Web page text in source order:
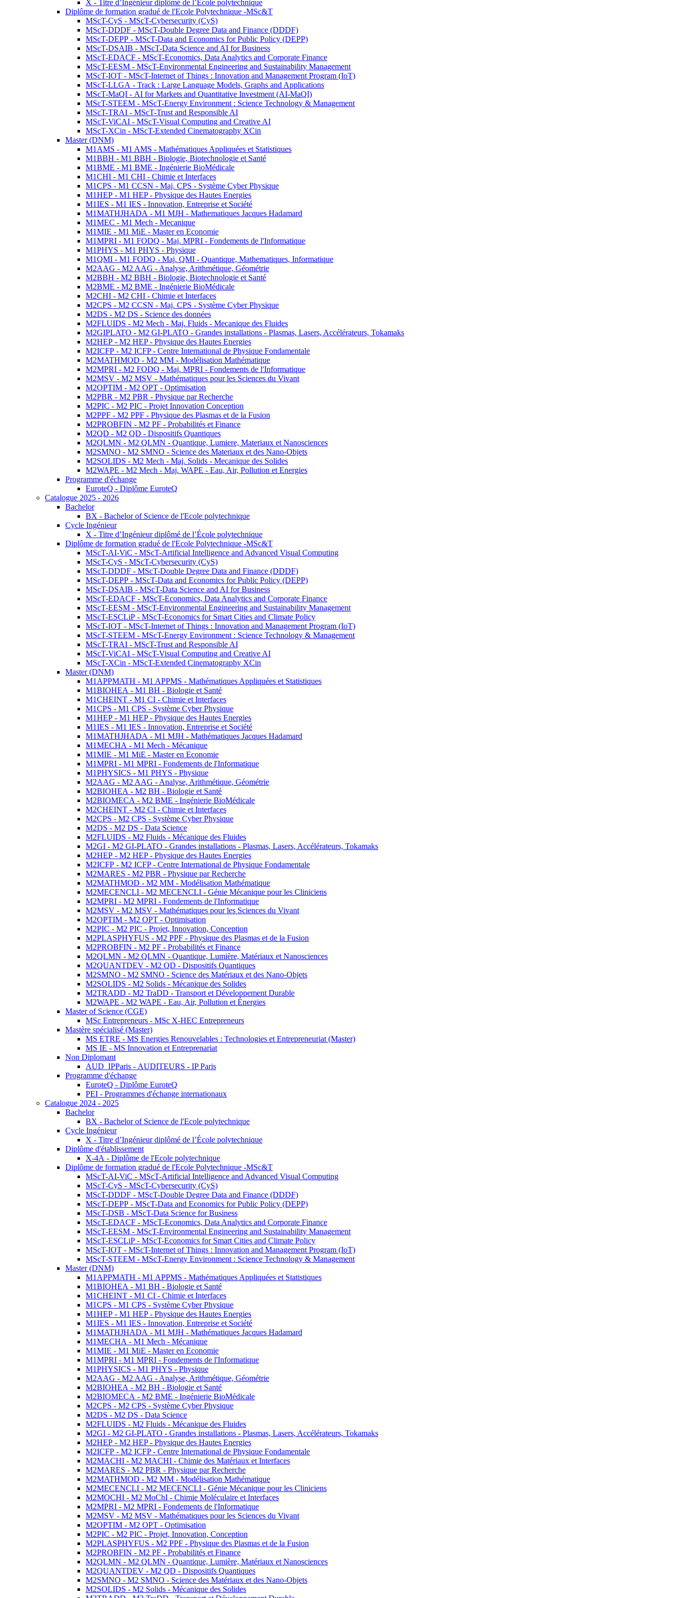
X - Titre d’Ingénieur diplômé de l’École polytechnique
Diplôme de formation gradué de l'Ecole Polytechnique -MSc&T
MScT-CyS - MScT-Cybersecurity (CyS)
MScT-DDDF - MScT-Double Degree Data and Finance (DDDF)
MScT-DEPP - MScT-Data and Economics for Public Policy (DEPP)
MScT-DSAIB - MScT-Data Science and AI for Business
MScT-EDACF - MScT-Economics, Data Analytics and Corporate Finance
MScT-EESM - MScT-Environmental Engineering and Sustainability Management
MScT-IOT - MScT-Internet of Things : Innovation and Management Program (IoT)
MScT-LLGA - Track : Large Language Models, Graphs and Applications
MScT-MaQI - AI for Markets and Quantitative Investment (AI-MaQI)
MScT-STEEM - MScT-Energy Environment : Science Technology & Management
MScT-TRAI - MScT-Trust and Responsible AI
MScT-ViCAI - MScT-Visual Computing and Creative AI
MScT-XCin - MScT-Extended Cinematography XCin
Master (DNM)
M1AMS - M1 AMS - Mathématiques Appliquées et Statistiques
M1BBH - M1 BBH - Biologie, Biotechnologie et Santé
M1BME - M1 BME - Ingénierie BioMédicale
M1CHI - M1 CHI - Chimie et Interfaces
M1CPS - M1 CCSN - Maj. CPS - Système Cyber Physique
M1HEP - M1 HEP - Physique des Hautes Energies
M1IES - M1 IES - Innovation, Entreprise et Société
M1MATHJHADA - M1 MJH - Mathematiques Jacques Hadamard
M1MEC - M1 Mech - Mecanique
M1MIE - M1 MiE - Master en Economie
M1MPRI - M1 FODQ - Maj. MPRI - Fondements de l'Informatique
M1PHYS - M1 PHYS - Physique
M1QMI - M1 FODQ - Maj. QMI - Quantique, Mathematiques, Informatique
M2AAG - M2 AAG - Analyse, Arithmétique, Géométrie
M2BBH - M2 BBH - Biologie, Biotechnologie et Santé
M2BME - M2 BME - Ingénierie BioMédicale
M2CHI - M2 CHI - Chimie et Interfaces
M2CPS - M2 CCSN - Maj. CPS - Système Cyber Physique
M2DS - M2 DS - Science des données
M2FLUIDS - M2 Mech - Maj. Fluids - Mecanique des Fluides
M2GIPLATO - M2 GI-PLATO - Grandes installations - Plasmas, Lasers, Accélérateurs, Tokamaks
M2HEP - M2 HEP - Physique des Hautes Energies
M2ICFP - M2 ICFP - Centre International de Physique Fondamentale
M2MATHMOD - M2 MM - Modélisation Mathématique
M2MPRI - M2 FODQ - Maj. MPRI - Fondements de l'Informatique
M2MSV - M2 MSV - Mathématiques pour les Sciences du Vivant
M2OPTIM - M2 OPT - Optimisation
M2PBR - M2 PBR - Physique par Recherche
M2PIC - M2 PIC - Projet Innovation Conception
M2PPF - M2 PPF - Physique des Plasmas et de la Fusion
M2PROBFIN - M2 PF - Probabilités et Finance
M2QD - M2 QD - Dispositifs Quantiques
M2QLMN - M2 QLMN - Quantique, Lumiere, Materiaux et Nanosciences
M2SMNO - M2 SMNO - Science des Materiaux et des Nano-Objets
M2SOLIDS - M2 Mech - Maj. Solids - Mecanique des Solides
M2WAPE - M2 Mech - Maj. WAPE - Eau, Air, Pollution et Energies
Programme d'échange
EuroteQ - Diplôme EuroteQ
Catalogue 2025 - 2026
Bachelor
BX - Bachelor of Science de l'Ecole polytechnique
Cycle Ingénieur
X - Titre d’Ingénieur diplômé de l’École polytechnique
Diplôme de formation gradué de l'Ecole Polytechnique -MSc&T
MScT-AI-ViC - MScT-Artificial Intelligence and Advanced Visual Computing
MScT-CyS - MScT-Cybersecurity (CyS)
MScT-DDDF - MScT-Double Degree Data and Finance (DDDF)
MScT-DEPP - MScT-Data and Economics for Public Policy (DEPP)
MScT-DSAIB - MScT-Data Science and AI for Business
MScT-EDACF - MScT-Economics, Data Analytics and Corporate Finance
MScT-EESM - MScT-Environmental Engineering and Sustainability Management
MScT-ESCLiP - MScT-Economics for Smart Cities and Climate Policy
MScT-IOT - MScT-Internet of Things : Innovation and Management Program (IoT)
MScT-STEEM - MScT-Energy Environment : Science Technology & Management
MScT-TRAI - MScT-Trust and Responsible AI
MScT-ViCAI - MScT-Visual Computing and Creative AI
MScT-XCin - MScT-Extended Cinematography XCin
Master (DNM)
M1APPMATH - M1 APPMS - Mathématiques Appliquées et Statistiques
M1BIOHEA - M1 BH - Biologie et Santé
M1CHEINT - M1 CI - Chimie et Interfaces
M1CPS - M1 CPS - Système Cyber Physique
M1HEP - M1 HEP - Physique des Hautes Energies
M1IES - M1 IES - Innovation, Entreprise et Société
M1MATHJHADA - M1 MJH - Mathématiques Jacques Hadamard
M1MECHA - M1 Mech - Mécanique
M1MIE - M1 MiE - Master en Economie
M1MPRI - M1 MPRI - Fondements de l'Informatique
M1PHYSICS - M1 PHYS - Physique
M2AAG - M2 AAG - Analyse, Arithmétique, Géométrie
M2BIOHEA - M2 BH - Biologie et Santé
M2BIOMECA - M2 BME - Ingénierie BioMédicale
M2CHEINT - M2 CI - Chimie et Interfaces
M2CPS - M2 CPS - Système Cyber Physique
M2DS - M2 DS - Data Science
M2FLUIDS - M2 Fluids - Mécanique des Fluides
M2GI - M2 GI-PLATO - Grandes installations - Plasmas, Lasers, Accélérateurs, Tokamaks
M2HEP - M2 HEP - Physique des Hautes Energies
M2ICFP - M2 ICFP - Centre International de Physique Fondamentale
M2MARES - M2 PBR - Physique par Recherche
M2MATHMOD - M2 MM - Modélisation Mathématique
M2MECENCLI - M2 MECENCLI - Génie Mécanique pour les Cliniciens
M2MPRI - M2 MPRI - Fondements de l'Informatique
M2MSV - M2 MSV - Mathématiques pour les Sciences du Vivant
M2OPTIM - M2 OPT - Optimisation
M2PIC - M2 PIC - Projet, Innovation, Conception
M2PLASPHYFUS - M2 PPF - Physique des Plasmas et de la Fusion
M2PROBFIN - M2 PF - Probabilités et Finance
M2QLMN - M2 QLMN - Quantique, Lumière, Matériaux et Nanosciences
M2QUANTDEV - M2 QD - Dispositifs Quantiques
M2SMNO - M2 SMNO - Science des Matériaux et des Nano-Objets
M2SOLIDS - M2 Solids - Mécanique des Solides
M2TRADD - M2 TraDD - Transport et Développement Durable
M2WAPE - M2 WAPE - Eau, Air, Pollution et Énergies
Master of Science (CGE)
MSc Entrepreneurs - MSc X-HEC Entrepreneurs
Mastère spécialisé (Master)
MS ETRE - MS Energies Renouvelables : Technologies et Entrepreneuriat (Master)
MS IE - MS Innovation et Entreprenariat
Non Diplomant
AUD_IPParis - AUDITEURS - IP Paris
Programme d'échange
EuroteQ - Diplôme EuroteQ
PEI - Programmes d'échange internationaux
Catalogue 2024 - 2025
Bachelor
BX - Bachelor of Science de l'Ecole polytechnique
Cycle Ingénieur
X - Titre d’Ingénieur diplômé de l’École polytechnique
Diplôme d'établissement
X-4A - Diplôme de l'Ecole polytechnique
Diplôme de formation gradué de l'Ecole Polytechnique -MSc&T
MScT-AI-ViC - MScT-Artificial Intelligence and Advanced Visual Computing
MScT-CyS - MScT-Cybersecurity (CyS)
MScT-DDDF - MScT-Double Degree Data and Finance (DDDF)
MScT-DEPP - MScT-Data and Economics for Public Policy (DEPP)
MScT-DSB - MScT-Data Science for Business
MScT-EDACF - MScT-Economics, Data Analytics and Corporate Finance
MScT-EESM - MScT-Environmental Engineering and Sustainability Management
MScT-ESCLiP - MScT-Economics for Smart Cities and Climate Policy
MScT-IOT - MScT-Internet of Things : Innovation and Management Program (IoT)
MScT-STEEM - MScT-Energy Environment : Science Technology & Management
Master (DNM)
M1APPMATH - M1 APPMS - Mathématiques Appliquées et Statistiques
M1BIOHEA - M1 BH - Biologie et Santé
M1CHEINT - M1 CI - Chimie et Interfaces
M1CPS - M1 CPS - Système Cyber Physique
M1HEP - M1 HEP - Physique des Hautes Energies
M1IES - M1 IES - Innovation, Entreprise et Société
M1MATHJHADA - M1 MJH - Mathématiques Jacques Hadamard
M1MECHA - M1 Mech - Mécanique
M1MIE - M1 MiE - Master en Economie
M1MPRI - M1 MPRI - Fondements de l'Informatique
M1PHYSICS - M1 PHYS - Physique
M2AAG - M2 AAG - Analyse, Arithmétique, Géométrie
M2BIOHEA - M2 BH - Biologie et Santé
M2BIOMECA - M2 BME - Ingénierie BioMédicale
M2CPS - M2 CPS - Système Cyber Physique
M2DS - M2 DS - Data Science
M2FLUIDS - M2 Fluids - Mécanique des Fluides
M2GI - M2 GI-PLATO - Grandes installations - Plasmas, Lasers, Accélérateurs, Tokamaks
M2HEP - M2 HEP - Physique des Hautes Energies
M2ICFP - M2 ICFP - Centre International de Physique Fondamentale
M2MACHI - M2 MACHI - Chimie des Matériaux et Interfaces
M2MARES - M2 PBR - Physique par Recherche
M2MATHMOD - M2 MM - Modélisation Mathématique
M2MECENCLI - M2 MECENCLI - Génie Mécanique pour les Cliniciens
M2MOCHI - M2 MoChI - Chimie Moléculaire et Interfaces
M2MPRI - M2 MPRI - Fondements de l'Informatique
M2MSV - M2 MSV - Mathématiques pour les Sciences du Vivant
M2OPTIM - M2 OPT - Optimisation
M2PIC - M2 PIC - Projet, Innovation, Conception
M2PLASPHYFUS - M2 PPF - Physique des Plasmas et de la Fusion
M2PROBFIN - M2 PF - Probabilités et Finance
M2QLMN - M2 QLMN - Quantique, Lumière, Matériaux et Nanosciences
M2QUANTDEV - M2 QD - Dispositifs Quantiques
M2SMNO - M2 SMNO - Science des Matériaux et des Nano-Objets
M2SOLIDS - M2 Solids - Mécanique des Solides